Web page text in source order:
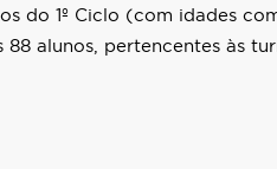
do 1º Ciclo (com idades
alunos, pertencentes às